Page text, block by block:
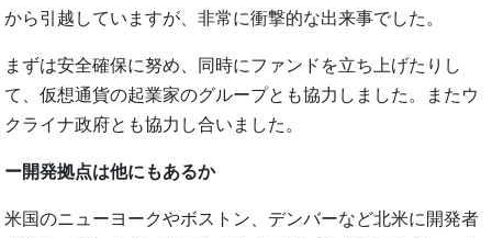
から引越していますが、非常に衝撃的な出来事でした。
まずは安全確保に努め、同時にファンドを立ち上げたりし
て、仮想通貨の起業家のグループとも協力しました。またウ
クライナ政府とも協力し合いました。
ー開発拠点は他にもあるか
米国のニューヨークやボストン、デンバーなど北米に開発者